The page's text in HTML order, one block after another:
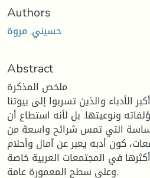
Authors
حسيني, مروة
Abstract
ملخص المذكرة
الأدباء والذين تسربوا إلى بيوتنا
ونوعيتها. بل لأنه استطاع أن
التي تمس شرائح واسعة من
كون أدبه يعبر عن آمال وأحلام
في المجتمعات العربية خاصة
وعلى سطح المعمورة عامة.